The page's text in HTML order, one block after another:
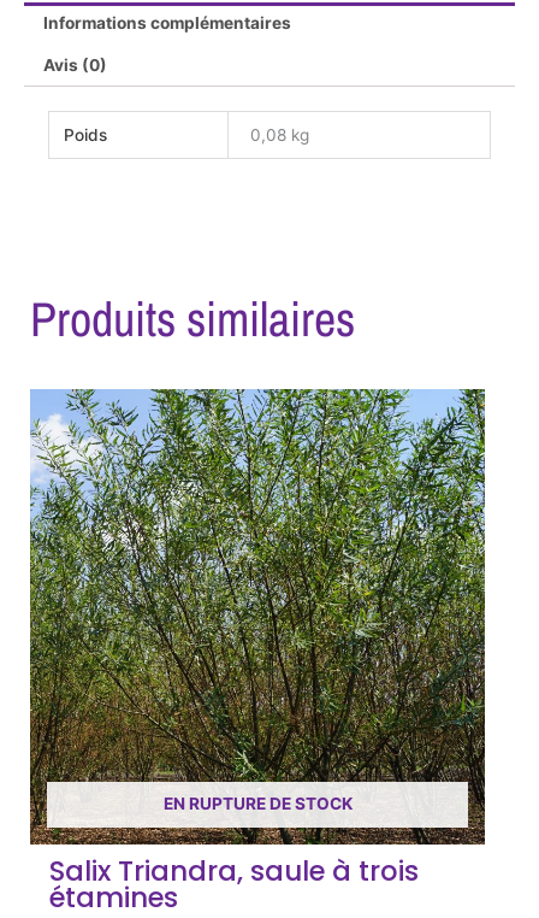
Informations complémentaires
Avis (0)
Poids 0,08 kg
Produits similaires
EN RUPTURE DE STOCK
Salix Triandra, saule à trois
étamines